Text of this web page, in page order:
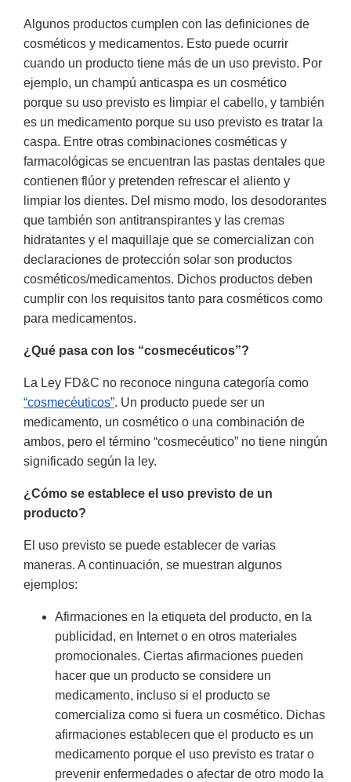
Algunos productos cumplen con las definiciones de
cosméticos y medicamentos. Esto puede ocurrir
cuando un producto tiene más de un uso previsto. Por
ejemplo, un champú anticaspa es un cosmético
porque su uso previsto es limpiar el cabello, y también
es un medicamento porque su uso previsto es tratar la
caspa. Entre otras combinaciones cosméticas y
farmacológicas se encuentran las pastas dentales que
contienen flúor y pretenden refrescar el aliento y
limpiar los dientes. Del mismo modo, los desodorantes
que también son antitranspirantes y las cremas
hidratantes y el maquillaje que se comercializan con
declaraciones de protección solar son productos
cosméticos/medicamentos. Dichos productos deben
cumplir con los requisitos tanto para cosméticos como
para medicamentos.
¿Qué pasa con los “cosmecéuticos”?
La Ley FD&C no reconoce ninguna categoría como
“cosmecéuticos”. Un producto puede ser un
medicamento, un cosmético o una combinación de
ambos, pero el término “cosmecéutico” no tiene ningún
significado según la ley.
¿Cómo se establece el uso previsto de un
producto?
El uso previsto se puede establecer de varias
maneras. A continuación, se muestran algunos
ejemplos:
Afirmaciones en la etiqueta del producto, en la
publicidad, en Internet o en otros materiales
promocionales. Ciertas afirmaciones pueden
hacer que un producto se considere un
medicamento, incluso si el producto se
comercializa como si fuera un cosmético. Dichas
afirmaciones establecen que el producto es un
medicamento porque el uso previsto es tratar o
prevenir enfermedades o afectar de otro modo la